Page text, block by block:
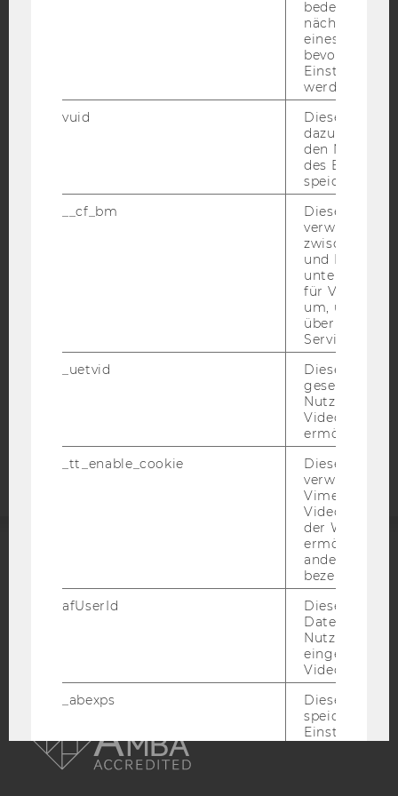
Blog
Bluesky
BARRIEREFREIHEITSERKLÄRUNG WEBSEITE
DATENSCHUTZERKLÄRUNG SOCIAL MEDIA
STUDIENBEWERBER*INNEN UND STUDIERENDE
Barrierefreiheitserklärung
Webseite
EQUIS
AMBA
bedeutet,
nächsten
eines Vimeo-
bevorzugten
werden.
vuid
Dieser
dazu
den
des
speichern.
__cf_bm
Dieses
verwendet,
zwischen
und Bots zu
für Vimeo
um, um
über die
Service zu
_uetvid
Dieses
gesetzt, um
Nutzung des
Videoplayers
ermöglichen
_tt_enable_cookie
Dieses
verwendet,
Vimeo-
der WU-
ermöglichen
andere nicht
bezeichnete
afUserId
Dieses
Daten von
Videos
_abexps
Dieses Cookie
speichert